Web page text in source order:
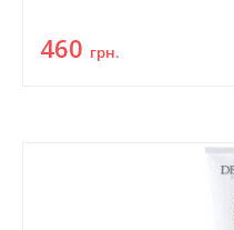
460 грн.